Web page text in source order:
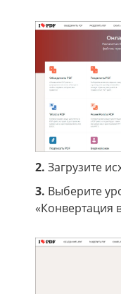
2. Загрузите
3. Выберите
«Конвертация